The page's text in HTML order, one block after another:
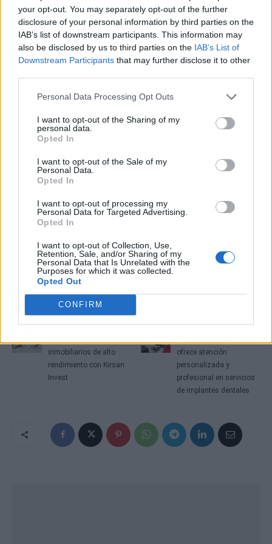
your opt-out. You may separately opt-out of the further
disclosure of your personal information by third parties on the
IAB’s list of downstream participants. This information may
also be disclosed by us to third parties on the IAB’s List of
Downstream Participants that may further disclose it to other
Personal Data Processing Opt Outs
I want to opt-out of the Sharing of my
personal data.
Opted In
I want to opt-out of the Sale of my
Personal Data.
Opted In
I want to opt-out of processing my
Personal Data for Targeted Advertising.
Opted In
I want to opt-out of Collection, Use,
Retention, Sale, and/or Sharing of my
Personal Data that Is Unrelated with the
Purposes for which it was collected.
Opted Out
CONFIRM
Artículo anterior
inmobiliarios de alto
rendimiento con Kirsan
Invest
Artículo siguiente
ofrece atención
personalizada y
profesional en servicios
de implantes dentales